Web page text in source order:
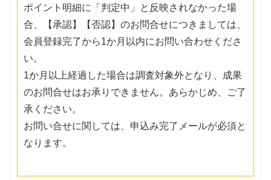
ポイント明細に「判定中」と反映されなかった場
合、【承認】【否認】のお問合せにつきましては、
会員登録完了から1か月以内にお問い合わせくださ
い。
1か月以上経過した場合は調査対象外となり、成果
のお問合せはお承りできません。あらかじめ、ご了
承ください。
お問い合せに関しては、申込み完了メールが必須と
なります。